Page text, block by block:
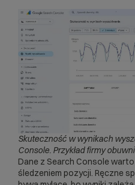
Skuteczność w wynikach
Console. Przykład firmy
Dane z Search Console
śledzeniem pozycji. Ręczne